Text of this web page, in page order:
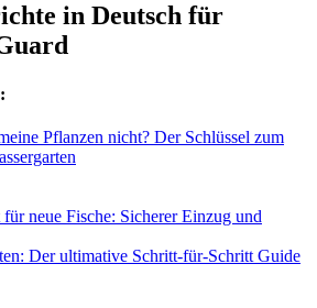
in Deutsch für
Pflanzen nicht? Der Schlüssel zum
neue Fische: Sicherer Einzug und
Der ultimative Schritt-für-Schritt Guide